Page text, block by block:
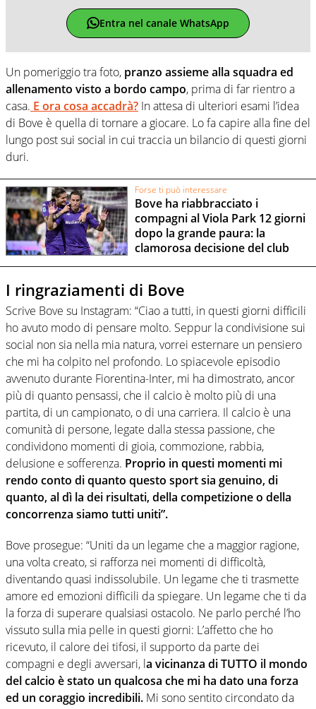
Entra nel canale WhatsApp
Un pomeriggio tra foto, pranzo assieme alla squadra ed
allenamento visto a bordo campo, prima di far rientro a
casa. E ora cosa accadrà? In attesa di ulteriori esami l’idea
di Bove è quella di tornare a giocare. Lo fa capire alla fine del
lungo post sui social in cui traccia un bilancio di questi giorni
duri.
Forse ti può interessare
Bove ha riabbracciato i
compagni al Viola Park 12 giorni
dopo la grande paura: la
clamorosa decisione del club
I ringraziamenti di Bove
Scrive Bove su Instagram: “Ciao a tutti, in questi giorni difficili
ho avuto modo di pensare molto. Seppur la condivisione sui
social non sia nella mia natura, vorrei esternare un pensiero
che mi ha colpito nel profondo. Lo spiacevole episodio
avvenuto durante Fiorentina-Inter, mi ha dimostrato, ancor
più di quanto pensassi, che il calcio è molto più di una
partita, di un campionato, o di una carriera. Il calcio è una
comunità di persone, legate dalla stessa passione, che
condividono momenti di gioia, commozione, rabbia,
delusione e sofferenza. Proprio in questi momenti mi
rendo conto di quanto questo sport sia genuino, di
quanto, al dì la dei risultati, della competizione o della
concorrenza siamo tutti uniti”.
Bove prosegue: “Uniti da un legame che a maggior ragione,
una volta creato, si rafforza nei momenti di difficoltà,
diventando quasi indissolubile. Un legame che ti trasmette
amore ed emozioni difficili da spiegare. Un legame che ti da
la forza di superare qualsiasi ostacolo. Ne parlo perché l’ho
vissuto sulla mia pelle in questi giorni: L’affetto che ho
ricevuto, il calore dei tifosi, il supporto da parte dei
compagni e degli avversari, la vicinanza di TUTTO il mondo
del calcio è stato un qualcosa che mi ha dato una forza
ed un coraggio incredibili. Mi sono sentito circondato da